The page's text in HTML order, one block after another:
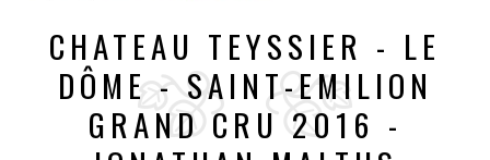
CHATEAU TEYSSIER - LE
DÔME - SAINT-EMILION
GRAND CRU 2016 -